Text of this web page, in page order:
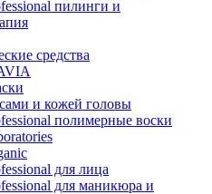
пилинги и
средства
и кожей головы
полимерные воски
для лица
для маникюра и